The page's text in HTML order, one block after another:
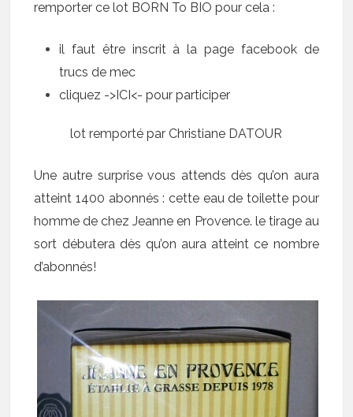
remporter ce lot BORN To BIO pour cela :
il faut être inscrit à la page facebook de
trucs de mec
cliquez -> ICI <- pour participer
lot remporté par Christiane DATOUR
Une autre surprise vous attends dès qu’on aura
atteint 1400 abonnés : cette eau de toilette pour
homme de chez Jeanne en Provence. le tirage au
sort débutera dès qu’on aura atteint ce nombre
d’abonnés!